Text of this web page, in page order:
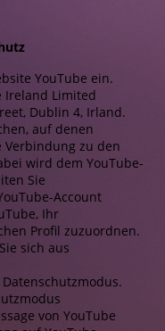
YouTube ein.
Ireland Limited
Dublin 4, Irland.
auf denen
Verbindung zu den
wird dem YouTube-
Sie
Account
Ihr
Profil zuzuordnen.
sich aus
von YouTube